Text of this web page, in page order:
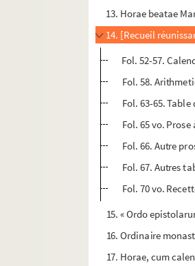
13. Horae beatae
14. [Recueil
Fol. 52-57.
Fol. 58.
Fol. 63-65.
Fol. 65 vo. Prose
Fol. 66. Autre
Fol. 67. Autres
Fol. 70 vo.
15. « Ordo
16. Ordinaire
17. Horae, cum